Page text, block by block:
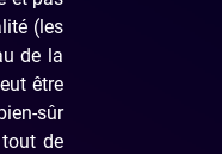
(les
de la
être
sûr
de